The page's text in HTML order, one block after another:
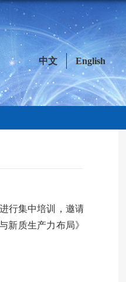
English
中文
行集中培训，邀请
新质生产力布局》